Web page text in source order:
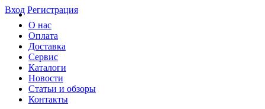
О нас
Оплата
Доставка
Сервис
Каталоги
Новости
Статьи и обзоры
Контакты
Вход Регистрация